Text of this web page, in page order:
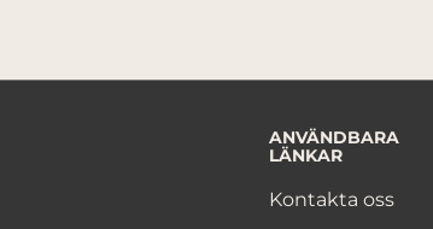
ANVÄNDBARA
LÄNKAR
Kontakta oss